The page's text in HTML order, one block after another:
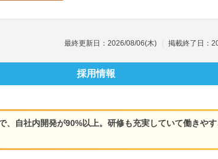
最終更新日：2026/08/06(木) 掲載終了日：
採用情報
自社内開発が90%以上。研修も充実していて働きや